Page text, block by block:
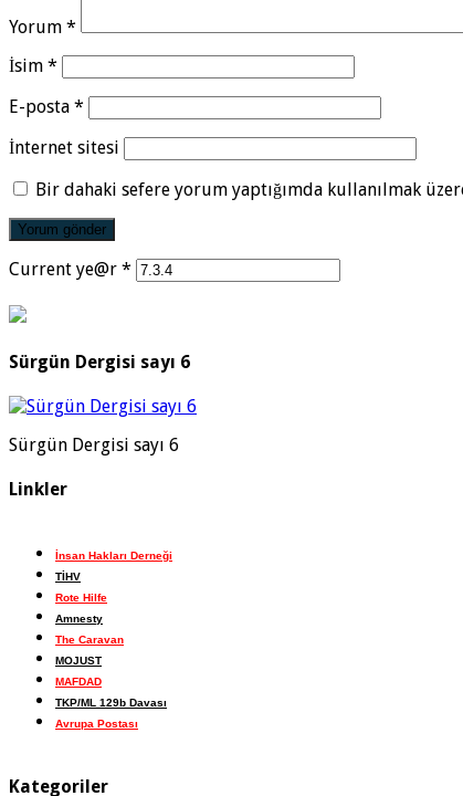
Yorum *
İsim *
E-posta *
İnternet sitesi
Bir dahaki sefere yorum yaptığımda kullanılmak
Current ye@r *
Sürgün Dergisi sayı 6
Sürgün Dergisi sayı 6
Linkler
İnsan Hakları Derneği
TİHV
Rote Hilfe
Amnesty
The Caravan
MOJUST
MAFDAD
TKP/ML 129b Davası
Avrupa Postası
Kategoriler